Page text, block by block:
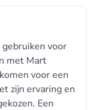
voor
met Mart
voor een
zijn ervaring en
Een